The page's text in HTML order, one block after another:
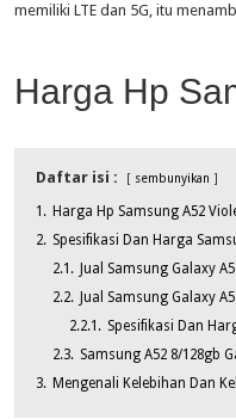
memiliki LTE dan 5G, itu
Harga Hp
Daftar isi : sembunyikan
1. Harga Hp Samsung A52
2. Spesifikasi Dan Harga
2.1.
Jual Samsung Galaxy
2.2.
Jual Samsung Galaxy
2.2.1. Spesifikasi Dan
2.3. Samsung A52 8/128gb
3. Mengenali Kelebihan Dan